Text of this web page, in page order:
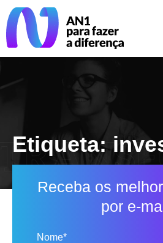
Etiqueta:
Receba os
por e-
Nome*